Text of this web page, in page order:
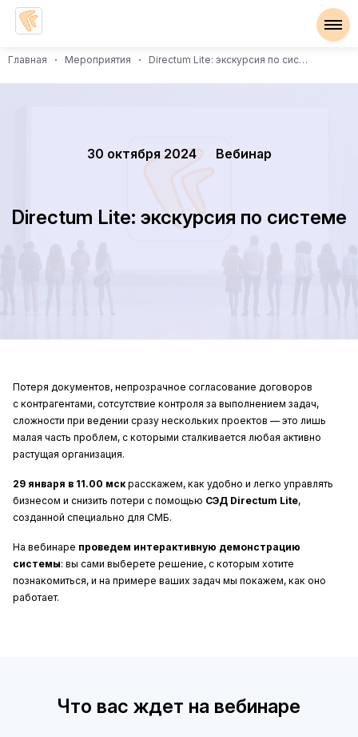
Главная Мероприятия Directum Lite: экскурсия по системе
30 октября 2024 Вебинар
Directum Lite: экскурсия по системе
Потеря документов, непрозрачное согласование договоров
с контрагентами, сотсутствие контроля за выполнением задач,
сложности при ведении сразу нескольких проектов — это лишь
малая часть проблем, с которыми сталкивается любая активно
растущая организация.
29 января в 11.00 мск расскажем, как удобно и легко управлять
бизнесом и снизить потери с помощью СЭД Directum Lite,
созданной специально для СМБ.
На вебинаре проведем интерактивную демонстрацию
системы: вы сами выберете решение, с которым хотите
познакомиться, и на примере ваших задач мы покажем, как оно
работает.
Что вас ждет на вебинаре